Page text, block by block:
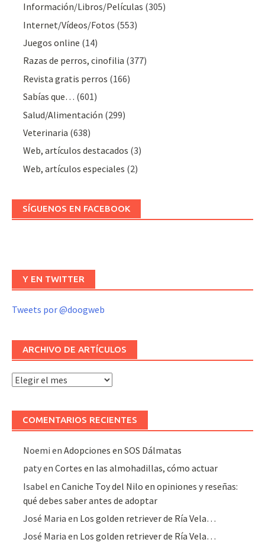
Información/Libros/Películas (305)
Internet/Vídeos/Fotos (553)
Juegos online (14)
Razas de perros, cinofilia (377)
Revista gratis perros (166)
Sabías que… (601)
Salud/Alimentación (299)
Veterinaria (638)
Web, artículos destacados (3)
Web, artículos especiales (2)
SÍGUENOS EN FACEBOOK
Y EN TWITTER
Tweets por @doogweb
ARCHIVO DE ARTÍCULOS
Archivo
COMENTARIOS RECIENTES
Noemi enAdopciones en SOS Dálmatas
patyenCortes en las almohadillas, cómo actuar
Isabel enCaniche Toy del Nilo en opiniones y reseñas:
qué debes saber antes de adoptar
José Maria en Los golden retriever de Ría Vela…
José Maria en Los golden retriever de Ría Vela…